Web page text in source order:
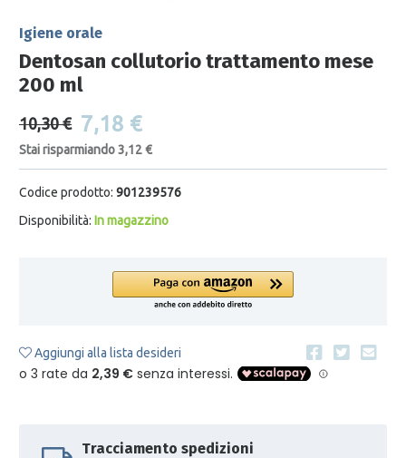
Igiene orale
Dentosan collutorio trattamento mese
200 ml
10,30 € 7,18 €
Stai risparmiando 3,12 €
Codice prodotto: 901239576
Disponibilità: In magazzino
Aggiungi alla lista desideri
Tracciamento spedizioni